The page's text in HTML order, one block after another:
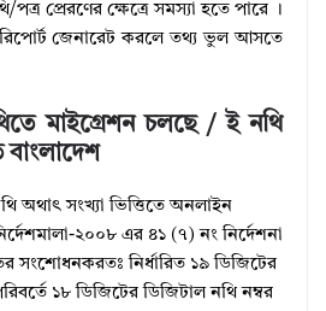
প্রেরণের ক্ষেত্রে সমস্যা হতে পারে ।
জেনারেট করলে তথ্য ভুল আসতে
মাইগ্রেশন চলছে / ই নথি
বাংলাদেশ
অথাৎ সংখ্যা ভিত্তিতে অনলাইন
২০০৮ এর ৪১ (৭) নং নির্দেশনা
সংশোধনকরতঃ নির্ধারিত ১৯ ডিজিটের
১৮ ডিজিটের ডিজিটাল নথি নম্বর